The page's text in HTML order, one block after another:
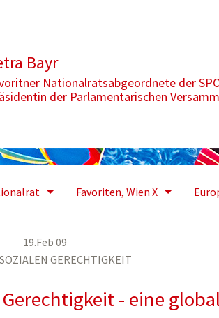
Bayr
Nationalratsabgeordnete der
der Parlamentarischen
Favoriten, Wien X
19.Feb 09
GERECHTIGKEIT
- eine